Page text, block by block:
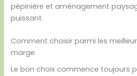
pépinière et aménagement
puissant.
Comment choisir parmi les
marge
Le bon choix commence toujours